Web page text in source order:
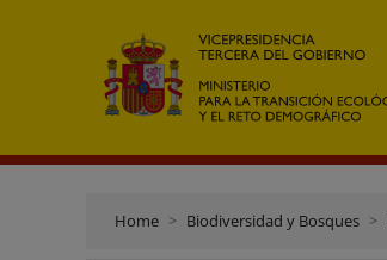
Home Biodiversidad y Bosques